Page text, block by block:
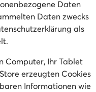
Daten
Daten zwecks
als
Computer, Ihr Tablet
erzeugten Cookies
Informationen wie